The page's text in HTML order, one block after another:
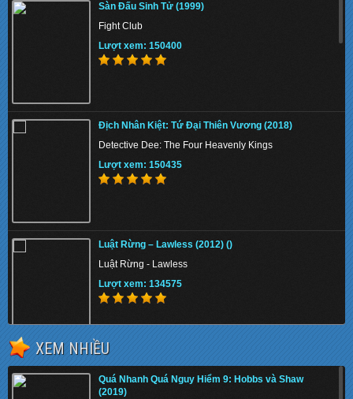
Sàn Đấu Sinh Tử (1999)
Fight Club
Lượt xem: 150400
Địch Nhân Kiệt: Tứ Đại Thiên Vương (2018)
Detective Dee: The Four Heavenly Kings
Lượt xem: 150435
Luật Rừng – Lawless (2012) ()
Luật Rừng - Lawless
Lượt xem: 134575
[TMTV] Qúy Bà Cảnh Sát 2 (2015–)
Mrs. Cop
XEM NHIỀU
Quá Nhanh Quá Nguy Hiểm 9: Hobbs và Shaw
(2019)